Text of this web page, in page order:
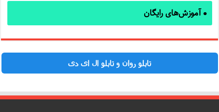
●آموزش‌های رایگان
تابلو روان و تابلو ال ای دی